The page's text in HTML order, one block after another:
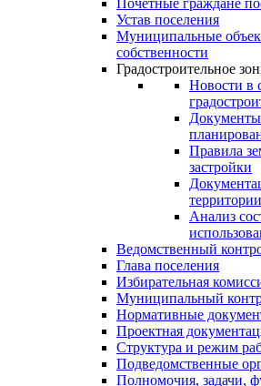
Почетные граждане
Устав поселения
Муниципальные
собственности
Градостроительное
Новости в
Документы
Правила
застройки
территории
Анализ
Ведомственный
Глава поселения
Избирательная
Муниципальный
Нормативные
Проектная
Структура и режим
Подведомственные
Полномочия, задачи,